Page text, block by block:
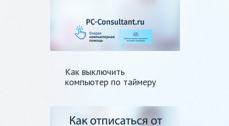
Как выключить
компьютер по таймеру